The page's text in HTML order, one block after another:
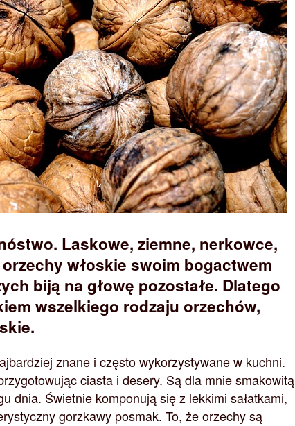
Laskowe, ziemne, nerkowce,
włoskie swoim bogactwem
biją na głowę pozostałe. Dlatego
wszelkiego rodzaju orzechów,
znane i często wykorzystywane w kuchni.
ciasta i desery. Są dla mnie smakowitą
dnia. Świetnie komponują się z lekkimi sałatkami,
gorzkawy posmak. To, że orzechy są